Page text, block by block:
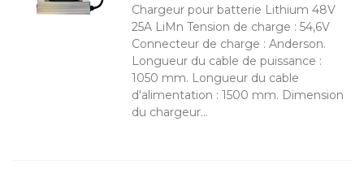
Chargeur pour batterie Lithium 48V
25A LiMn Tension de charge : 54,6V
Connecteur de charge : Anderson.
Longueur du cable de puissance :
1050 mm. Longueur du cable
d'alimentation : 1500 mm. Dimension
du chargeur...